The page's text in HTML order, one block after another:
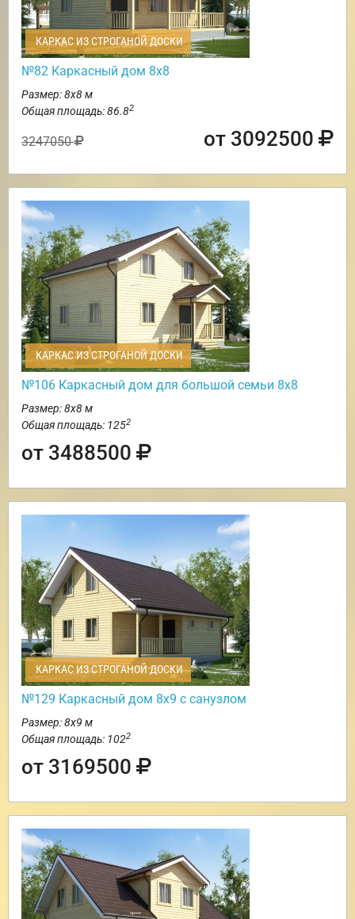
КАРКАС ИЗ СТРОГАНОЙ ДОСКИ
№82 Каркасный дом 8х8
Размер: 8х8 м
Общая площадь: 86.82
3247050 от 3092500
КАРКАС ИЗ СТРОГАНОЙ ДОСКИ
№106 Каркасный дом для большой семьи 8х8
Размер: 8х8 м
Общая площадь: 1252
от 3488500
КАРКАС ИЗ СТРОГАНОЙ ДОСКИ
№129 Каркасный дом 8х9 с санузлом
Размер: 8х9 м
Общая площадь: 1022
от 3169500